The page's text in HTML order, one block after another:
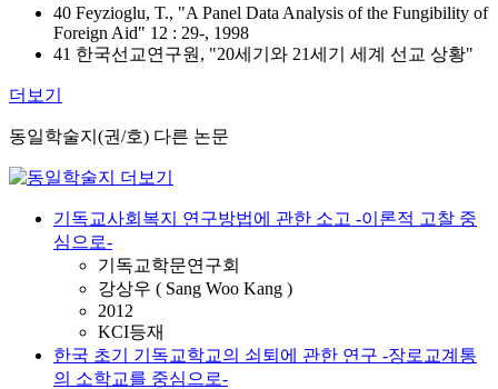
40 Feyzioglu, T., "A Panel Data Analysis of the Fungibility of
Foreign Aid" 12 : 29-, 1998
41 한국선교연구원, "20세기와 21세기 세계 선교 상황"
더보기
동일학술지(권/호) 다른 논문
기독교사회복지 연구방법에 관한 소고 -이론적 고찰 중
심으로-
기독교학문연구회
강상우 ( Sang Woo Kang )
2012
KCI등재
한국 초기 기독교학교의 쇠퇴에 관한 연구 -장로교계통
의 소학교를 중심으로-